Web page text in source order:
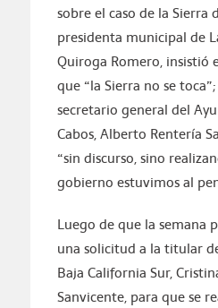
sobre el caso de la Sierra
presidenta municipal de
Quiroga Romero, insistió
que “la Sierra no se
secretario general del
Cabos, Alberto Rentería
“sin discurso, sino
gobierno estuvimos al
Luego de que la semana
una solicitud a la titular
Baja California Sur,
Sanvicente, para que se